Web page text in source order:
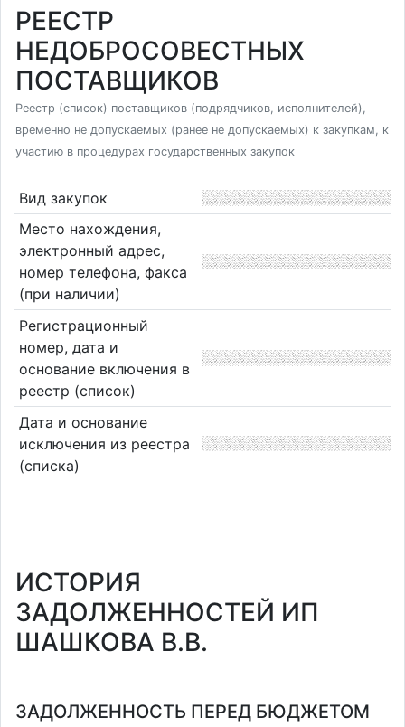
РЕЕСТР
НЕДОБРОСОВЕСТНЫХ
ПОСТАВЩИКОВ
Реестр (список) поставщиков (подрядчиков, исполнителей),
временно не допускаемых (ранее не допускаемых) к закупкам, к
участию в процедурах государственных закупок
Вид закупок
Место нахождения,
электронный адрес,
номер телефона, факса
(при наличии)
Регистрационный
номер, дата и
основание включения в
реестр (список)
Дата и основание
исключения из реестра
(списка)
ИСТОРИЯ
ЗАДОЛЖЕННОСТЕЙ ИП
ШАШКОВА В.В.
ЗАДОЛЖЕННОСТЬ ПЕРЕД БЮДЖЕТОМ